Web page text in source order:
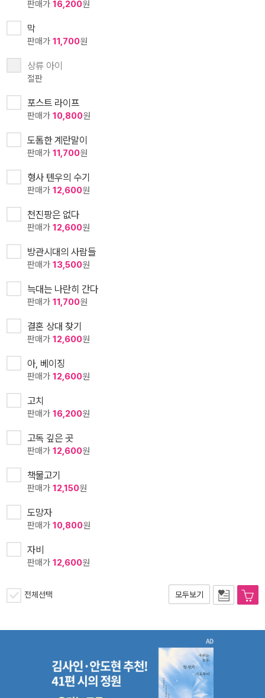
판매가 16,200원
막
판매가 11,700원
상류 아이
절판
포스트 라이프
판매가 10,800원
도톰한 계란말이
판매가 11,700원
형사 톈우의 수기
판매가 12,600원
천진팡은 없다
판매가 12,600원
방관시대의 사람들
판매가 13,500원
늑대는 나란히 간다
판매가 11,700원
결혼 상대 찾기
판매가 12,600원
아, 베이징
판매가 12,600원
고치
판매가 16,200원
고독 깊은 곳
판매가 12,600원
책물고기
판매가 12,150원
도망자
판매가 10,800원
자비
판매가 12,600원
전체선택 모두보기